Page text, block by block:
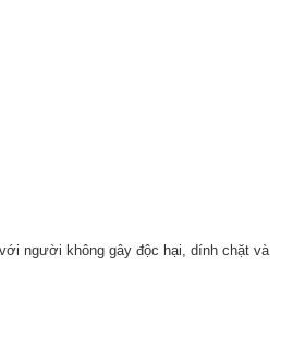
người không gây độc hại, dính chặt và